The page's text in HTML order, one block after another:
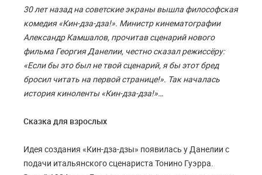
30 лет назад на советские экраны вышла философская
комедия «Кин-дза-дза!». Министр кинематографии
Александр Камшалов, прочитав сценарий нового
фильма Георгия Данелии, честно сказал режиссёру:
«Если бы это был не твой сценарий, я бы этот бред
бросил читать на первой странице!». Так началась
история киноленты «Кин-дза-дза!»…
Сказка для взрослых
Идея создания «Кин-дза-дзы» появилась у Данелии с
подачи итальянского сценариста Тонино Гуэрра.